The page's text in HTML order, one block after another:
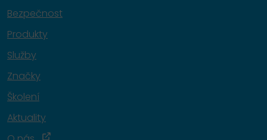
Bezpečnost
Produkty
Služby
Značky
Školení
Aktuality